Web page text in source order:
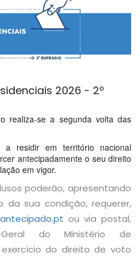
2026 - 2º
realiza-se a segunda volta das
a residir em território nacional
antecipadamente o seu direito
em vigor.
poderão, apresentando
da sua condição, requerer,
ou via postal,
do Ministério de
do direito de voto